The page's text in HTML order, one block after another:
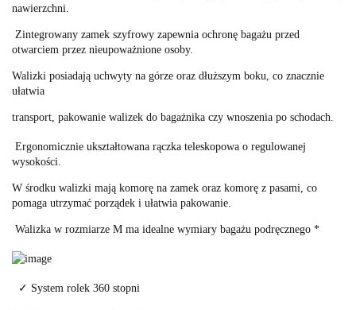
nawierzchni.
Zintegrowany zamek szyfrowy zapewnia ochronę bagażu przed
otwarciem przez nieupoważnione osoby.
Walizki posiadają uchwyty na górze oraz dłuższym boku, co znacznie
ułatwia
transport, pakowanie walizek do bagażnika czy wnoszenia po schodach.
Ergonomicznie ukształtowana rączka teleskopowa o regulowanej
wysokości.
W środku walizki mają komorę na zamek oraz komorę z pasami, co
pomaga utrzymać porządek i ułatwia pakowanie.
Walizka w rozmiarze M ma idealne wymiary bagażu podręcznego *
✓ System rolek 360 stopni